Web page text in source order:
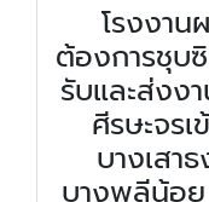
โรงงาน
ต้องการชุบ
รับและส่งง
ศีรษะจร
บางเสา
บางพลีน้อ